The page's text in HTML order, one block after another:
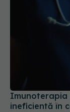
Imunoterapia
ineficientă în